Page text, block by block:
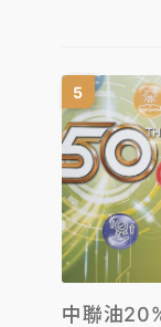
中聯油